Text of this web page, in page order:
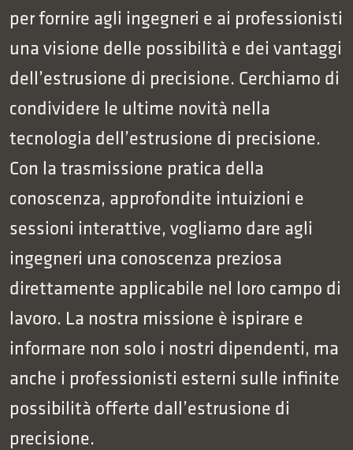
per fornire agli ingegneri e ai professionisti
una visione delle possibilità e dei vantaggi
dell’estrusione di precisione. Cerchiamo di
condividere le ultime novità nella
tecnologia dell’estrusione di precisione.
Con la trasmissione pratica della
conoscenza, approfondite intuizioni e
sessioni interattive, vogliamo dare agli
ingegneri una conoscenza preziosa
direttamente applicabile nel loro campo di
lavoro. La nostra missione è ispirare e
informare non solo i nostri dipendenti, ma
anche i professionisti esterni sulle infinite
possibilità offerte dall’estrusione di
precisione.